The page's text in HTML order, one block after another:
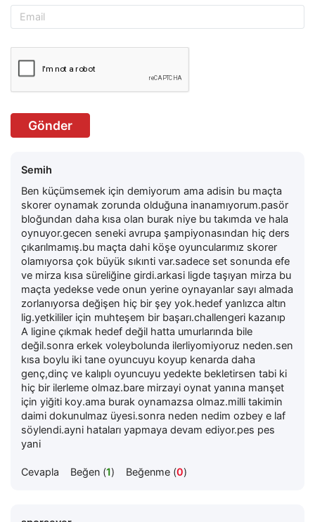
Gönder
Semih
Ben küçümsemek için demiyorum ama adisin bu maçta
skorer oynamak zorunda olduğuna inanamıyorum.pasör
bloğundan daha kısa olan burak niye bu takımda ve hala
oynuyor.gecen seneki avrupa şampiyonasından hiç ders
çıkarılmamış.bu maçta dahi köşe oyuncularımız skorer
olamıyorsa çok büyük sıkınti var.sadece set sonunda efe
ve mirza kısa süreliğine girdi.arkasi ligde taşıyan mirza bu
maçta yedekse vede onun yerine oynayanlar sayı almada
zorlanıyorsa değişen hiç bir şey yok.hedef yanlızca altın
lig.yetkililer için muhteşem bir başarı.challengeri kazanıp
A ligine çıkmak hedef değil hatta umurlarında bile
değil.sonra erkek voleybolunda ilerliyomiyoruz neden.sen
kısa boylu iki tane oyuncuyu koyup kenarda daha
genç,dinç ve kalıplı oyuncuyu yedekte bekletirsen tabi ki
hiç bir ilerleme olmaz.bare mirzayi oynat yanına manşet
için yiğiti koy.ama burak oynamazsa olmaz.milli takimin
daimi dokunulmaz üyesi.sonra neden nedim ozbey e laf
söylendi.ayni hataları yapmaya devam ediyor.pes pes
yani
Cevapla Beğen (1) Beğenme (0)